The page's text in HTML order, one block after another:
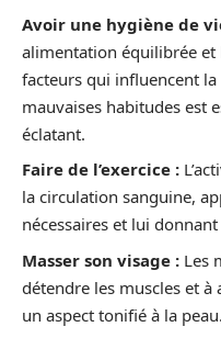
Avoir une hygiène de
alimentation équilibrée et
facteurs qui influencent
mauvaises habitudes est
éclatant.
Faire de l’exercice :
la circulation sanguine,
nécessaires et lui
Masser son visage : Les
détendre les muscles et
un aspect tonifié à la peau.